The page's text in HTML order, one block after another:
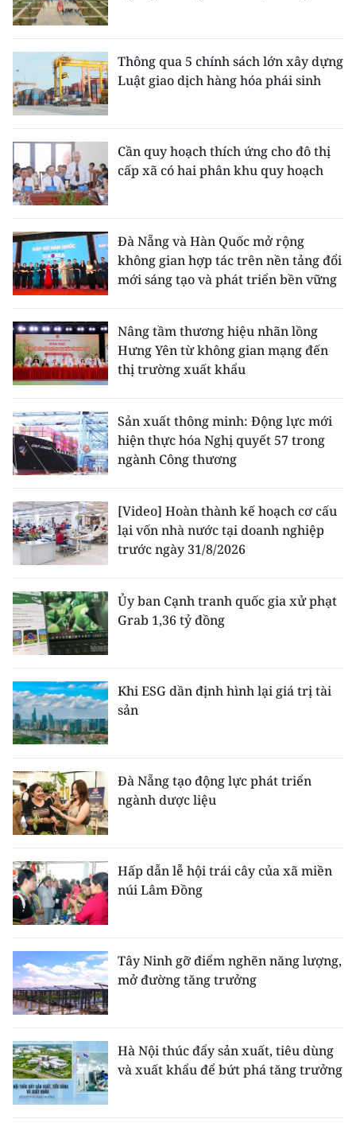
Thông qua 5 chính sách lớn xây dựng
Luật giao dịch hàng hóa phái sinh
Cần quy hoạch thích ứng cho đô thị
cấp xã có hai phân khu quy hoạch
Đà Nẵng và Hàn Quốc mở rộng
không gian hợp tác trên nền tảng đổi
mới sáng tạo và phát triển bền vững
Nâng tầm thương hiệu nhãn lồng
Hưng Yên từ không gian mạng đến
thị trường xuất khẩu
Sản xuất thông minh: Động lực mới
hiện thực hóa Nghị quyết 57 trong
ngành Công thương
[Video] Hoàn thành kế hoạch cơ cấu
lại vốn nhà nước tại doanh nghiệp
trước ngày 31/8/2026
Ủy ban Cạnh tranh quốc gia xử phạt
Grab 1,36 tỷ đồng
Khi ESG dần định hình lại giá trị tài
sản
Đà Nẵng tạo động lực phát triển
ngành dược liệu
Hấp dẫn lễ hội trái cây của xã miền
núi Lâm Đồng
Tây Ninh gỡ điểm nghẽn năng lượng,
mở đường tăng trưởng
Hà Nội thúc đẩy sản xuất, tiêu dùng
và xuất khẩu để bứt phá tăng trưởng